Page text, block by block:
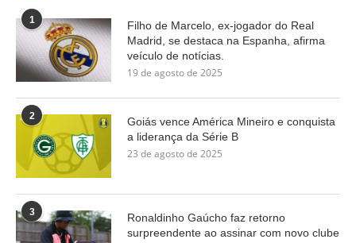
1
Filho de Marcelo, ex-jogador do Real
Madrid, se destaca na Espanha, afirma
veículo de notícias.
19 de agosto de 2025
2
Goiás vence América Mineiro e conquista
a liderança da Série B
23 de agosto de 2025
3
Ronaldinho Gaúcho faz retorno
surpreendente ao assinar com novo clube